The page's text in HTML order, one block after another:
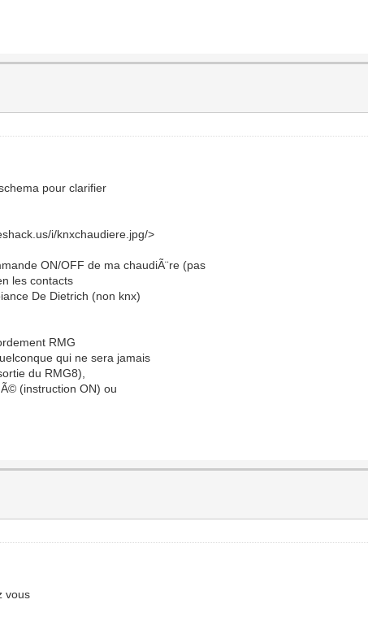
pour clarifier
i/knxchaudiere.jpg/>
ON/OFF de ma chaudiÃ¨re (pas
les contacts
De Dietrich (non knx)
RMG
qui ne sera jamais
du RMG8),
(instruction ON) ou
vous